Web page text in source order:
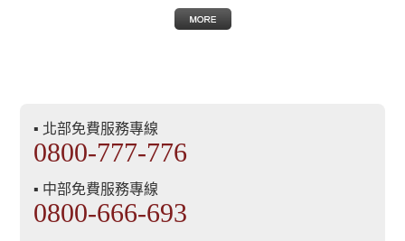
▪ 北部免費服務專線
0800-777-776
▪ 中部免費服務專線
0800-666-693